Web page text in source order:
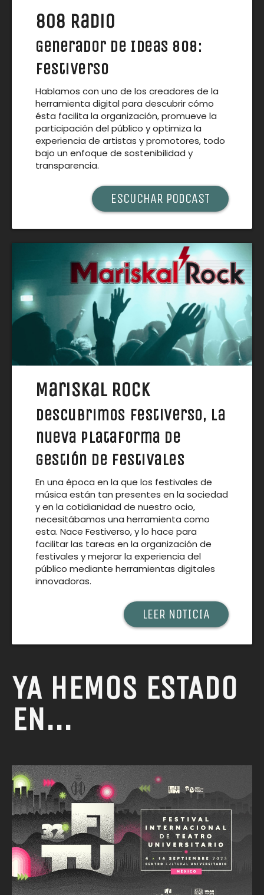
808 Radio
Generador de Ideas 808:
Festiverso
Hablamos con uno de los creadores de la
herramienta digital para descubrir cómo
ésta facilita la organización, promueve la
participación del público y optimiza la
experiencia de artistas y promotores, todo
bajo un enfoque de sostenibilidad y
transparencia.
ESCUCHAR PODCAST
Mariskal Rock
Descubrimos Festiverso, la
nueva plataforma de
gestión de festivales
En una época en la que los festivales de
música están tan presentes en la sociedad
y en la cotidianidad de nuestro ocio,
necesitábamos una herramienta como
esta. Nace Festiverso, y lo hace para
facilitar las tareas en la organización de
festivales y mejorar la experiencia del
público mediante herramientas digitales
innovadoras.
LEER NOTICIA
YA HEMOS ESTADO
EN...